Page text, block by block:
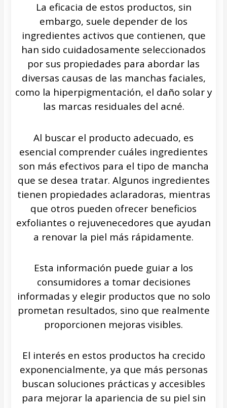
La eficacia de estos productos, sin
embargo, suele depender de los
ingredientes activos que contienen, que
han sido cuidadosamente seleccionados
por sus propiedades para abordar las
diversas causas de las manchas faciales,
como la hiperpigmentación, el daño solar y
las marcas residuales del acné.
Al buscar el producto adecuado, es
esencial comprender cuáles ingredientes
son más efectivos para el tipo de mancha
que se desea tratar. Algunos ingredientes
tienen propiedades aclaradoras, mientras
que otros pueden ofrecer beneficios
exfoliantes o rejuvenecedores que ayudan
a renovar la piel más rápidamente.
Esta información puede guiar a los
consumidores a tomar decisiones
informadas y elegir productos que no solo
prometan resultados, sino que realmente
proporcionen mejoras visibles.
El interés en estos productos ha crecido
exponencialmente, ya que más personas
buscan soluciones prácticas y accesibles
para mejorar la apariencia de su piel sin